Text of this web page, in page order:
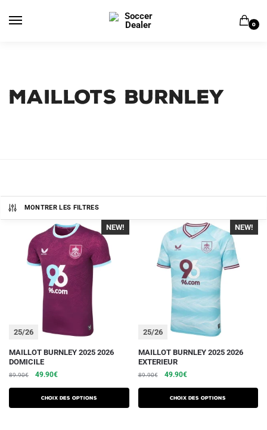
0
MAILLOTS BURNLEY
MONTRER LES FILTRES
-40%
NEW!
25/26
MAILLOT BURNLEY 2025 2026
DOMICILE
89.90€
Le
initial
était :
49.90€Le
actuel
est :
Choix des options
Ce
produit
a
plusieurs
variations.
-40%
NEW!
25/26
MAILLOT BURNLEY 2025 2026
EXTERIEUR
89.90€
Le
initial
était :
49.90€Le
actuel
est :
Choix des options
Ce
produit
a
plusieurs
variations.